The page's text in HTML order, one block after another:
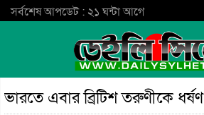
সর্বশেষ আপডেট : ২১ ঘন্টা আগে
ভারতে এবার ব্রিটিশ তরুণীকে ধর্ষণ